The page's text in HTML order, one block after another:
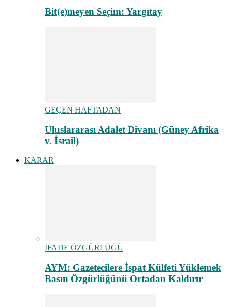
Bit(e)meyen Seçim: Yargıtay
GEÇEN HAFTADAN
Uluslararası Adalet Divanı (Güney Afrika
v. İsrail)
KARAR
İFADE ÖZGÜRLÜĞÜ
AYM: Gazetecilere İspat Külfeti Yüklemek
Basın Özgürlüğünü Ortadan Kaldırır